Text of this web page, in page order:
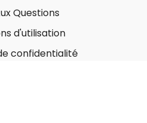
Questions
d'utilisation
confidentialité